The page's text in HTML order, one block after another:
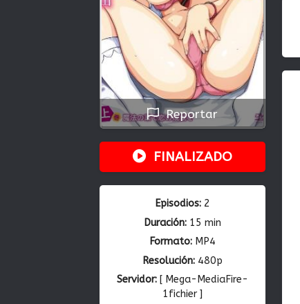
Reportar
FINALIZADO
Episodios: 2
Duración: 15 min
Formato: MP4
Resolución: 480p
Servidor: [ Mega-MediaFire-
1fichier ]